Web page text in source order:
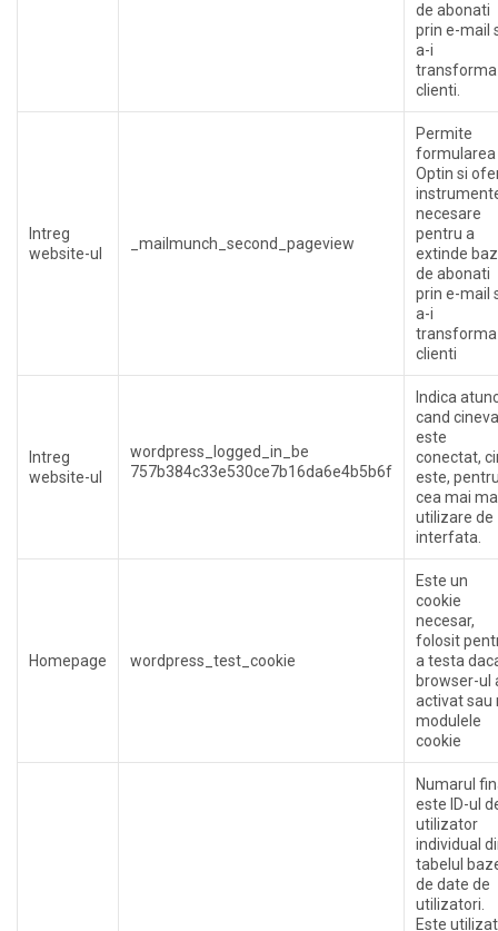
de abonati
prin e-mail
a-i
transforma
clienti.
Intreg
website-ul
_mailmunch_second_pageview
Permite
formularea
Optin si
necesare
pentru a
extinde
de abonati
prin e-mail
a-i
transforma
clienti
Intreg
website-ul
wordpress_logged_in_be
757b384c33e530ce7b16da6e4b5b6f
Indica
cand cineva
este
conectat,
este,
cea mai
utilizare de
interfata.
Homepage wordpress_test_cookie
Este un
cookie
necesar,
folosit
a testa
browser-ul
activat sau
modulele
cookie
Numarul
este ID-ul
utilizator
individual
tabelul
de date de
utilizatori.
Este utilizat